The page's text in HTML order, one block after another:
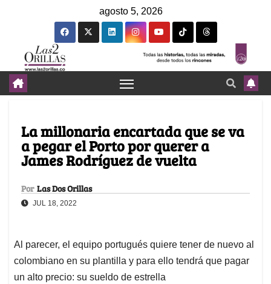
agosto 5, 2026
La millonaria encartada que se va
a pegar el Porto por querer a
James Rodríguez de vuelta
Por Las Dos Orillas
JUL 18, 2022
Al parecer, el equipo portugués quiere tener de nuevo al
colombiano en su plantilla y para ello tendrá que pagar
un alto precio: su sueldo de estrella